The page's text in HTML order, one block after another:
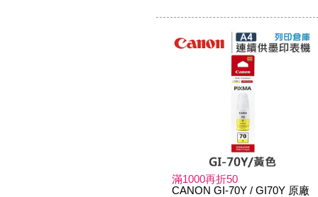
滿1000再折50
CANON GI-70Y / GI70Y 原廠